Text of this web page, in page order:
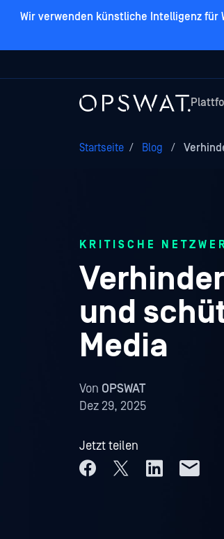
Wir verwenden künstliche Intelligenz für
Startseite / Blog /
KRITISCHE
und
Media
Von OPSWAT
Dez 29, 2025
Jetzt teilen